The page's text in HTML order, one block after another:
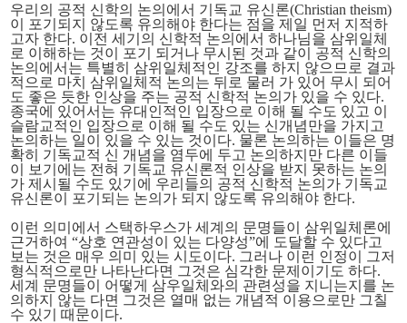
우리의 공적 신학의 논의에서 기독교 유신론(Christian theism)
이 포기되지 않도록 유의해야 한다는 점을 제일 먼저 지적하
고자 한다. 이전 세기의 신학적 논의에서 하나님을 삼위일체
로 이해하는 것이 포기 되거나 무시된 것과 같이 공적 신학의
논의에서는 특별히 삼위일체적인 강조를 하지 않으므로 결과
적으로 마치 삼위일체적 논의는 뒤로 물러 가 있어 무시 되어
도 좋은 듯한 인상을 주는 공적 신학적 논의가 있을 수 있다.
종국에 있어서는 유대인적인 입장으로 이해 될 수도 있고 이
슬람교적인 입장으로 이해 될 수도 있는 신개념만을 가지고
논의하는 일이 있을 수 있는 것이다. 물론 논의하는 이들은 명
확히 기독교적 신 개념을 염두에 두고 논의하지만 다른 이들
이 보기에는 전혀 기독교 유신론적 인상을 받지 못하는 논의
가 제시될 수도 있기에 우리들의 공적 신학적 논의가 기독교
유신론이 포기되는 논의가 되지 않도록 유의해야 한다.
이런 의미에서 스택하우스가 세계의 문명들이 삼위일체론에
근거하여 “상호 연관성이 있는 다양성”에 도달할 수 있다고
보는 것은 매우 의미 있는 시도이다. 그러나 이런 인정이 그저
형식적으로만 나타난다면 그것은 심각한 문제이기도 하다.
세계 문명들이 어떻게 삼우일체와의 관련성을 지니는지를 논
의하지 않는 다면 그것은 열매 없는 개념적 이용으로만 그칠
수 있기 때문이다.